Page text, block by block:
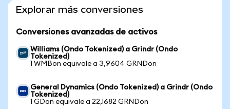
Explorar más conversiones
Conversiones avanzadas de activos
Williams (Ondo Tokenized) a Grindr (Ondo
Tokenized)
1 WMBon equivale a 3,9604 GRNDon
General Dynamics (Ondo Tokenized) a Grindr (Ondo
Tokenized)
1 GDon equivale a 22,1682 GRNDon